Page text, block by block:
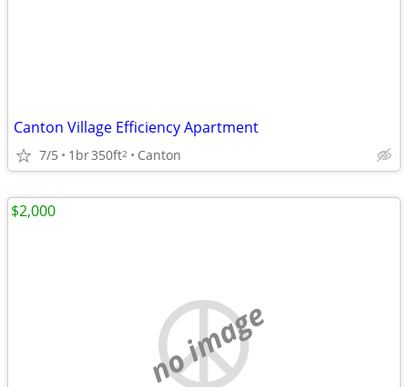
Canton Village Efficiency Apartment
7/5 1br350ft2 Canton
no image
$2,000